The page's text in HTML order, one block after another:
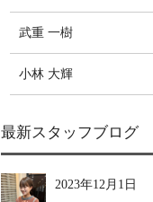
武重 一樹
小林 大輝
最新スタッフブログ
2023年12月1日